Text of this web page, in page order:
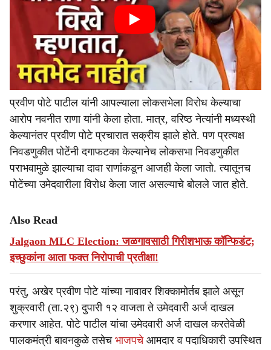
प्रवीण पोटे पाटील यांनी आपल्याला लोकसभेला विरोध केल्याचा
आरोप नवनीत राणा यांनी केला होता. मात्र, वरिष्ठ नेत्यांनी मध्यस्थी
केल्यानंतर प्रवीण पोटे प्रचारात सक्रीय झाले होते. पण प्रत्यक्ष
निवडणुकीत पोटेंनी दगाफटका केल्यानेच लोकसभा निवडणुकीत
पराभवामुळे झाल्याचा दावा राणांकडून आजही केला जातो. त्यातूनच
पोटेंच्या उमेदवारीला विरोध केला जात असल्याचे बोलले जात होते.
Also Read
Jalgaon MLC Election: जळगावसाठी गिरीशभाऊ कॉन्फिडंट;
इच्छुकांना आता फक्त निरोपाची प्रतीक्षा!
परंतु, अखेर प्रवीण पोटे यांच्या नावावर शिक्कामोर्तब झाले असून
शुक्रवारी (ता.२९) दुपारी १२ वाजता ते उमेदवारी अर्ज दाखल
करणार आहेत. पोटे पाटील यांचा उमेदवारी अर्ज दाखल करतेवेळी
पालकमंत्री बावनकुळे तसेच भाजपचेआमदार व पदाधिकारी उपस्थित